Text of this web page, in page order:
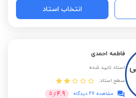
انتخاب استاد
فاطمه احمدی
استاد تایید شده
سطح استاد:
مشاهده 27 دیدگاه
4.9 از 5